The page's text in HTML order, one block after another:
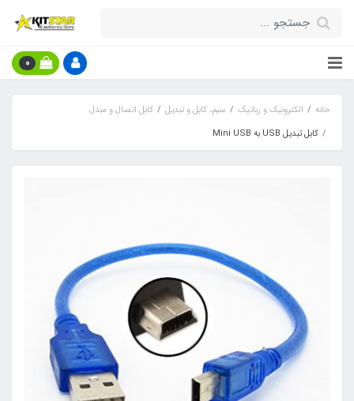
0
خانه الکترونیک و رباتیک سیم، کابل و تبدیل
کابل اتصال و مبدل
کابل تبدیل USB به Mini USB